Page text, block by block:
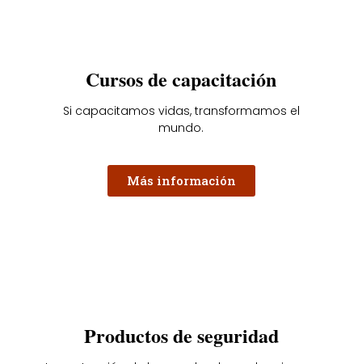
Cursos de capacitación
Si capacitamos vidas, transformamos el
mundo.
Más información
Productos de seguridad